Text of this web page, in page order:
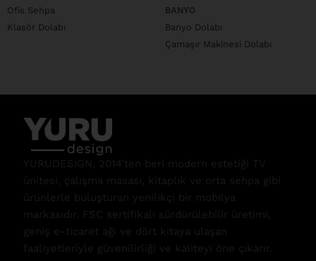
Ofis Sehpa
Klasör Dolabı
BANYO
Banyo Dolabı
Çamaşır Makinesi Dolabı
YURUDESIGN, 2014’ten beri modern estetiği TV
ünitesi, çalışma masası, kitaplık ve orta sehpa gibi
ürünlerle buluşturan yenilikçi bir mobilya
markasıdır. FSC sertifikalı sürdürülebilir üretimi,
geniş e-ticaret ağı ve dört kıtaya ulaşan
faaliyetleriyle güvenilirliği ve kaliteyi öne çıkarır.